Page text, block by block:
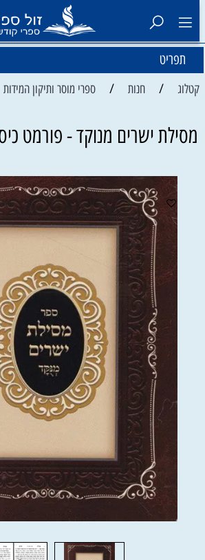
תפריט
קטלוג / חנות / ספרי מוסר ותיקון המידות
מסילת ישרים מנוקד - פורמט כיס